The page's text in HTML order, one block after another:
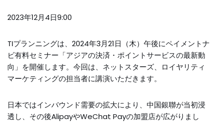
2023年12月4日9:00
TIプランニングは、2024年3月21日（木）午後にペイメントナ
ビ有料セミナー「アジアの決済・ポイントサービスの最新動
向」を開催します。今回は、ネットスターズ、ロイヤリティ
マーケティングの担当者に講演いただきます。
日本ではインバウンド需要の拡大により、中国銀聯が当初浸
透し、その後AlipayやWeChat Payの加盟店が広がりまし